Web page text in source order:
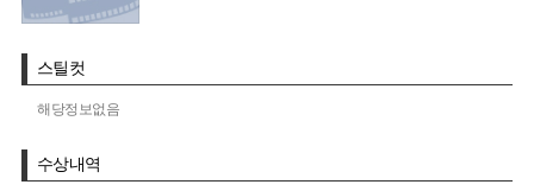
스틸컷
해당정보없음
수상내역